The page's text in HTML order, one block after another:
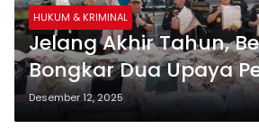
HUKUM & KRIMINAL
Jelang Akhir Tahun,
Bongkar Dua Upaya
Produk Garmen Ilegal
Desember 12, 2025